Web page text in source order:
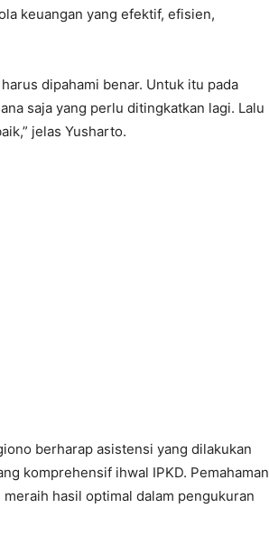
keuangan yang efektif, efisien,
dipahami benar. Untuk itu pada
saja yang perlu ditingkatkan lagi. Lalu
jelas Yusharto.
berharap asistensi yang dilakukan
komprehensif ihwal IPKD. Pemahaman
hasil optimal dalam pengukuran